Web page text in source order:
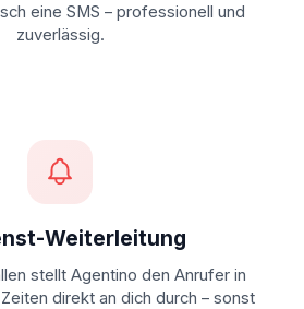
eine SMS – professionell und
zuverlässig.
Weiterleitung
stellt Agentino den Anrufer in
direkt an dich durch – sonst